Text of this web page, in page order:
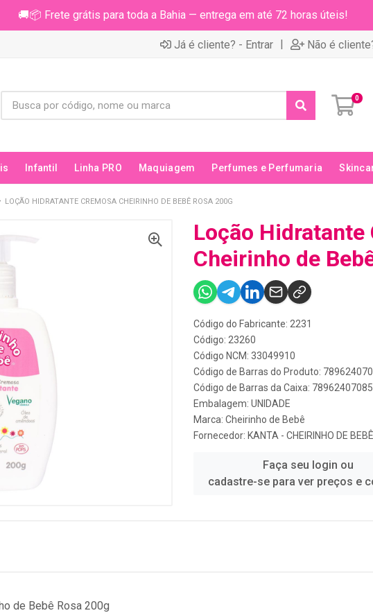
🚚📦 Frete grátis para toda a Bahia — entrega em até 72 horas úteis!
Já é cliente? - Entrar | Não é
0
Infantil Linha PRO Maquiagem Perfumes e Perfumaria
LOÇÃO HIDRATANTE CREMOSA CHEIRINHO DE BEBÊ ROSA 200G
Loção Hidratante
Cheirinho de
Código do Fabricante: 2231
Código: 23260
Código NCM: 33049910
Código de Barras do Produto:
Código de Barras da Caixa:
Embalagem: UNIDADE
Marca: Cheirinho de Bebê
Fornecedor: KANTA - CHEIRINHO DE BEBÊ
Faça seu login ou
cadastre-se para ver preços e
de Bebê Rosa 200g